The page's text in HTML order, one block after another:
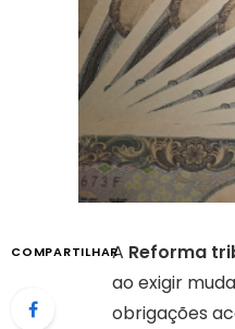
COMPARTILHARA Reforma
ao exigir
obrigações